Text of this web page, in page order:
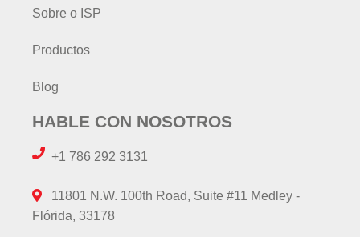
Sobre o ISP
Productos
Blog
HABLE CON NOSOTROS
+1 786 292 3131
11801 N.W. 100th Road, Suite #11 Medley -
Flórida, 33178